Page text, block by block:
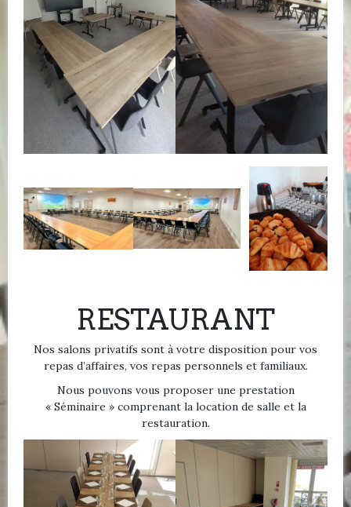
RESTAURANT
Nos salons privatifs sont à votre disposition pour vos
repas d’affaires, vos repas personnels et familiaux.
Nous pouvons vous proposer une prestation
« Séminaire » comprenant la location de salle et la
restauration.